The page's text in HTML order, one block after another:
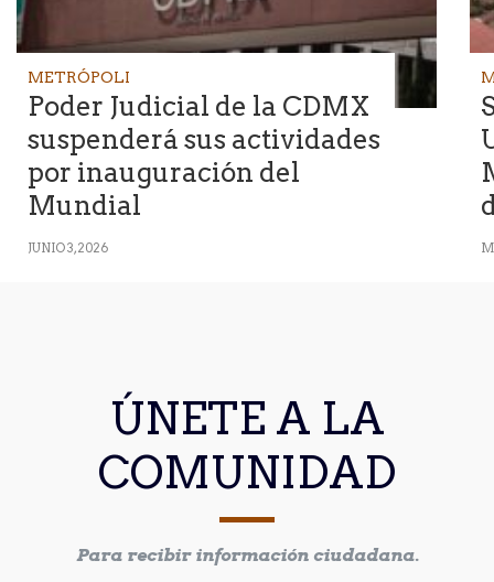
METRÓPOLI
Poder Judicial de la CDMX
suspenderá sus actividades
por inauguración del
Mundial
JUNIO 3, 2026
ÚNETE A LA
COMUNIDAD
Para recibir información ciudadana.